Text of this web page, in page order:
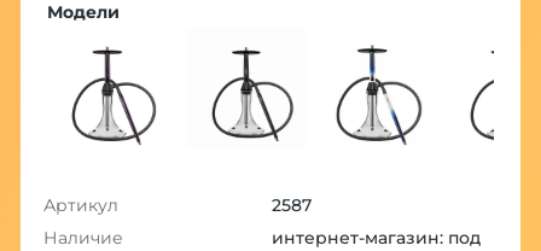
Модели
Артикул
2587
Наличие
интернет-магазин: под